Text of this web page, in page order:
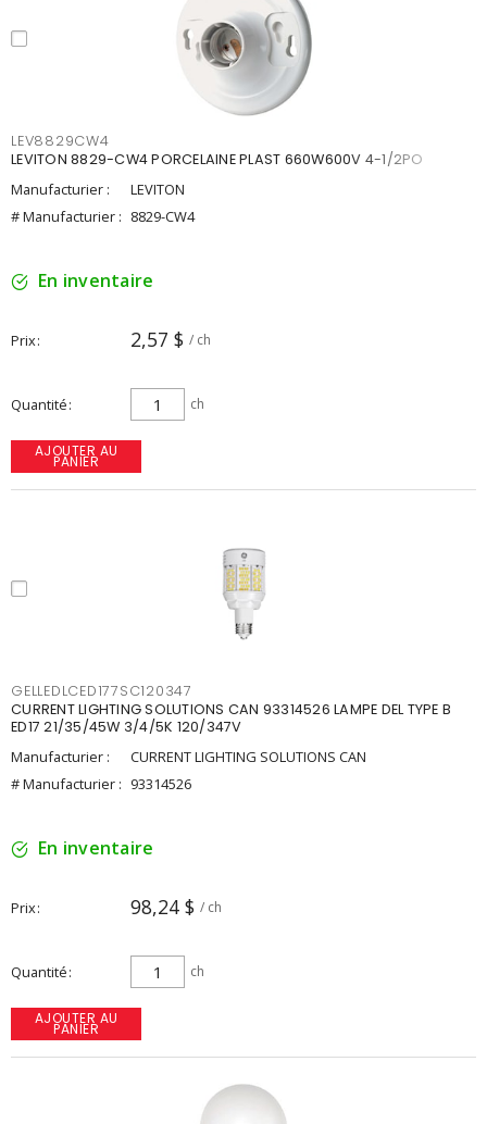
LEV8829CW4
LEVITON 8829-CW4 PORCELAINE PLAST 660W600V 4-1/2PO
Manufacturier :
LEVITON
# Manufacturier : 8829-CW4
En inventaire
Prix 2,57 $ / ch
Quantité ch
AJOUTER AU
PANIER
GELLEDLCED177SC120347
CURRENT LIGHTING SOLUTIONS CAN 93314526 LAMPE DEL TYPE B
ED17 21/35/45W 3/4/5K 120/347V
Manufacturier :
CURRENT LIGHTING SOLUTIONS CAN
# Manufacturier : 93314526
En inventaire
Prix 98,24 $ / ch
Quantité ch
AJOUTER AU
PANIER